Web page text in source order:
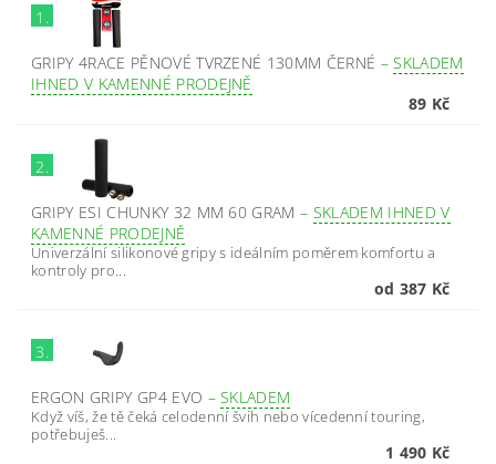
1.
GRIPY 4RACE PĚNOVÉ TVRZENÉ 130MM ČERNÉ – SKLADEM
IHNED V KAMENNÉ PRODEJNĚ
89 Kč
2.
GRIPY ESI CHUNKY 32 MM 60 GRAM– SKLADEM IHNED V
KAMENNÉ PRODEJNĚ
Univerzální silikonové gripy s ideálním poměrem komfortu a
kontroly pro...
od 387 Kč
3.
ERGON GRIPY GP4 EVO – SKLADEM
Když víš, že tě čeká celodenní švih nebo vícedenní touring,
potřebuješ...
1 490 Kč